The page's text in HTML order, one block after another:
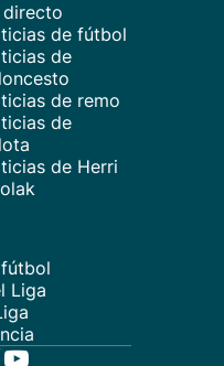
directo
de fútbol
de
de remo
de
de Herri
Liga